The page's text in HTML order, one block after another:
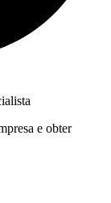
e obter